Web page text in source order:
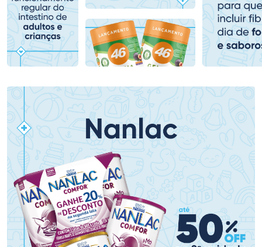
Comprar sem Desconto
Por R$ 78,99/cada
Comprar sem Desconto
Por R$ 78,99/cada
Comprar sem Desconto
Por R$ 87,99/cada
Comprar sem Desconto
Por R$ 87,99/cada